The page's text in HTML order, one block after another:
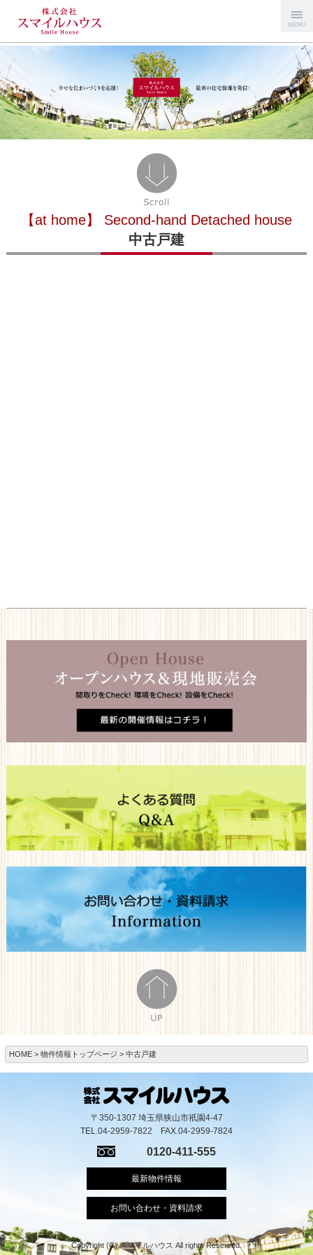
スマイルハ
ウス
Menu
【at home】 Second-hand Detached house
中古戸建
HOME 物件情報トップページ 中古戸建
〒350-1307 埼玉県狭山市祇園4-47
TEL.04-2959-7822 FAX.04-2959-7824
0120-411-555
最新物件情報
お問い合わせ・資料請求
Copyright (C) スマイルハウス All rights Reserved.